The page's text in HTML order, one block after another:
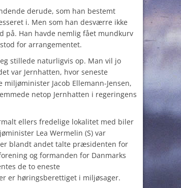
derude, som han bestemt
i. Men som han desværre ikke
på. Han havde nemlig fået mundkurv
for arrangementet.
stillede naturligvis op. Man vil jo
var Jernhatten, hvor seneste
Jacob Ellemann-Jensen,
netop Jernhatten i regeringens
ellers fredelige lokalitet med biler
Lea Wermelin (S) var
blandt andet talte præsidenten for
og formanden for Danmarks
de to eneste
er høringsberettiget i miljøsager.